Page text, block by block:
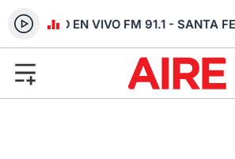
RADIO EN VIVO FM 91.1 - SANTA FE